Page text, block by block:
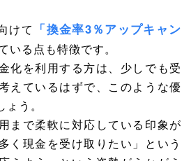
けて 「換金率3％アップキャン
いる点も特徴です。
化を利用する方は、少しでも受
えているはずで、このような優
う。
まで柔軟に対応している印象が
く現金を受け取りたい」という